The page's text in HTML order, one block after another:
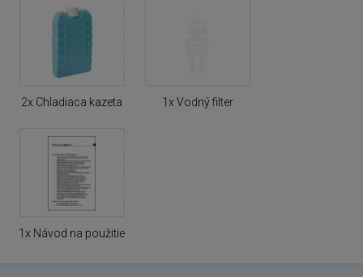
2x Chladiaca kazeta 1x Vodný filter
1x Návod na použitie